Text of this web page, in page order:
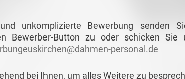
unkomplizierte Bewerbung senden
Bewerber-Button zu oder schicken
personal.de
bei Ihnen, um alles Weitere zu